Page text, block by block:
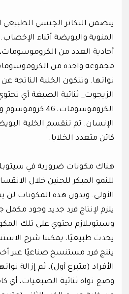
يتضمن التكاثر الجنسي الطبيعي
المنوية والبويضة أثناء
أحادية العدد من
نواتها. وتتكون الخلية الناتجة
الزيجوت_ ثنائية الصبغة أي
الكروموسومات،
الإنسان. ثم تنقسم الخلية
كائن متعدد الخلايا.
هناك مكونات ضرورية في
للنمو المبكر للجنين خلال
الأولى. وبدون هذه المكونات لن
يلزم لإنتاج فرد جديد وجود مكمل
وسيتوبلازم يحتوي على تلك
يحدث طبيعيًا، يمكننا شرح
ينتج فرد مستنسخ صناعيًا عبر
الأفراد (متبرع أول)، ثم إزالة
وضع نواة ثنائية الصبغيات، أي